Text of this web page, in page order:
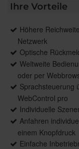
Ihre Vorteile
Höhere
Netzwerk
Optische
Weltweite
oder per
Sprachsteuerung
WebControl pro
Individuelle
Anfahren
einem Knopfdruck
Einfache